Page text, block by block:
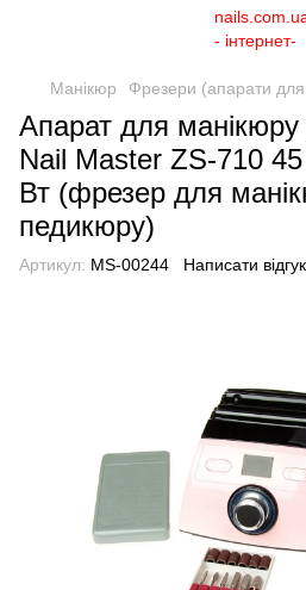
Манікюр Фрезери (апарати
Апарат для
Nail Master ZS-710
Вт (фрезер для
педикюру)
Артикул: MS-00244 Написати відгук